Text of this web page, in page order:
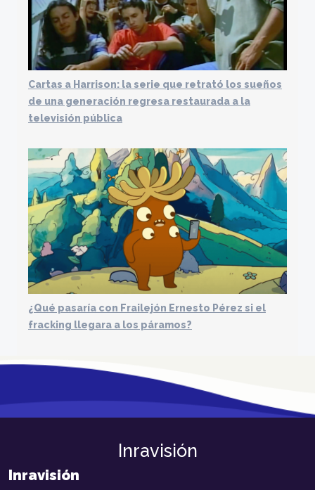
Cartas a Harrison: la serie que retrató los sueños
de una generación regresa restaurada a la
televisión pública
¿Qué pasaría con Frailejón Ernesto Pérez si el
fracking llegara a los páramos?
Inravisión
Inravisión